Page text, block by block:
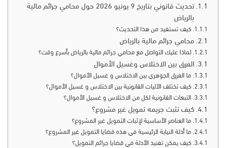
تحديث قانوني بتاريخ 9 يونيو 2026 حول محامي جرائم مالية
بالرياض
كيف تستفيد من هذا التحديث؟
محامي جرائم مالية بالرياض
لماذا عليك التواصل مع محامي جرائم مالية بالرياض بأسرع وقت؟
الفرق بين الاختلاس وغسيل الأموال
ما الفرق الجوهري بين الاختلاس و غسيل الأموال؟
كيف تختلف الآليات القانونية بين الاختلاس و غسيل الأموال؟
التبعات القانونية لكل من الاختلاس و غسيل الأموال؟
كيف تثبت جريمه تمويل غير مشروع؟
ما العناصر الأساسية لإثبات التمويل غير المشروع؟
ما أدلة النيابة الرئيسية في هذه قضايا التمويل غير المشروع؟
كيف يمكن تفنيد الأدلة في قضايا جرائم التمويل؟